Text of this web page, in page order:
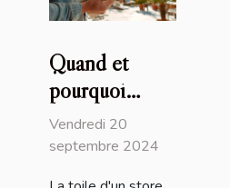
Quand et
pourquoi
remplacer la
toile de votre
Vendredi 20
septembre 2024